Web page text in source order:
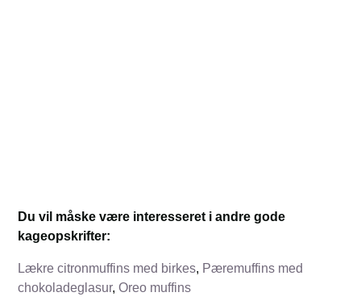
Du vil måske være interesseret i andre gode
kageopskrifter:
Lækre citronmuffins med birkes, Pæremuffins med
chokoladeglasur,Oreo muffins